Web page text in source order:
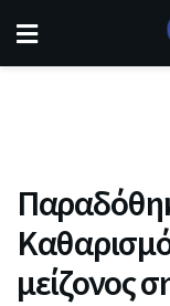
μείζονος